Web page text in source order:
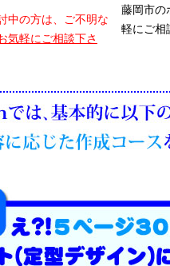
中の方は、ご不明な
気軽にご相談下さ
藤岡市の
軽にご相